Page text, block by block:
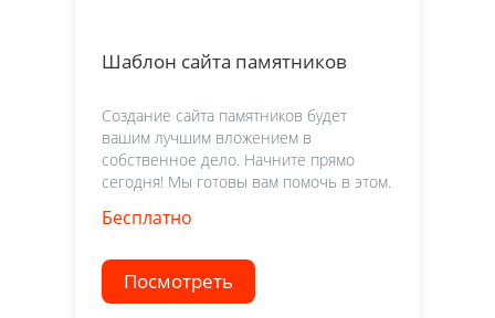
Шаблон сайта памятников
Создание сайта памятников будет
вашим лучшим вложением в
собственное дело. Начните прямо
сегодня! Мы готовы вам помочь в этом.
Бесплатно
Посмотреть